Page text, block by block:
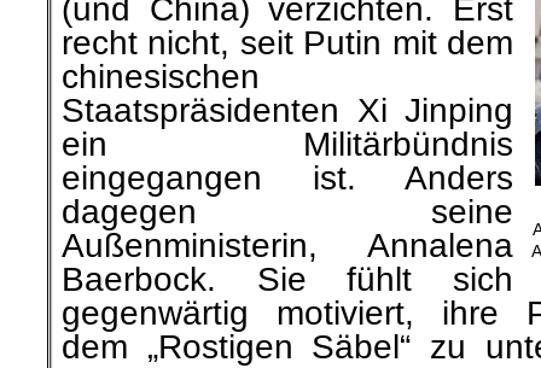
(und China) verzichten. Erst
recht nicht, seit Putin mit dem
chinesischen
Staatspräsidenten Xi Jinping
ein Militärbündnis
eingegangen ist. Anders
dagegen seine
Außenministerin, Annalena
Baerbock. Sie fühlt sich
gegenwärtig motiviert, ihre
dem „Rostigen Säbel“ zu